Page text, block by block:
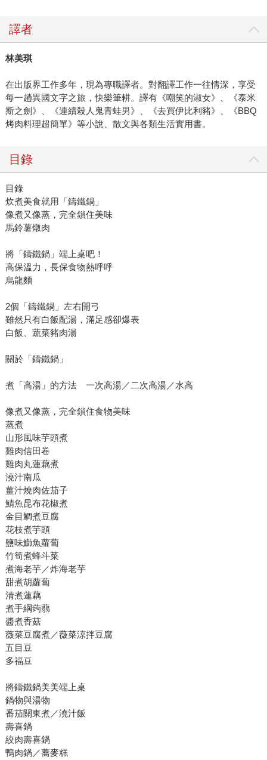
譯者
林美琪
在出版界工作多年，現為專職譯者。對翻譯工作一往情深，享受
每一趟異國文字之旅，快樂筆耕。譯有《嘲笑的淑女》、《泰米
斯之劍》、《連續殺人鬼青蛙男》、《去買伊比利豬》、《BBQ
烤肉料理超簡單》等小說、散文與各類生活實用書。
目錄
目錄
炊煮美食就用「鑄鐵鍋」
像煮又像蒸，完全鎖住美味
馬鈴薯燉肉
將「鑄鐵鍋」端上桌吧！
高保溫力，長保食物熱呼呼
烏龍麵
2個「鑄鐵鍋」左右開弓
雖然只有白飯配湯，滿足感卻爆表
白飯、蔬菜豬肉湯
關於「鑄鐵鍋」
煮「高湯」的方法 一次高湯／二次高湯／水高
像煮又像蒸，完全鎖住食物美味
蒸煮
山形風味芋頭煮
雞肉信田卷
雞肉丸蓮藕煮
澆汁南瓜
薑汁燒肉佐茄子
鯖魚昆布花椒煮
金目鯛煮豆腐
花枝煮芋頭
鹽味鰤魚蘿蔔
竹筍煮蜂斗菜
煮海老芋／炸海老芋
甜煮胡蘿蔔
清煮蓮藕
煮手綱蒟蒻
醬煮香菇
薇菜豆腐煮／薇菜涼拌豆腐
五目豆
多福豆
將鑄鐵鍋美美端上桌
鍋物與湯物
番茄關東煮／澆汁飯
壽喜鍋
絞肉壽喜鍋
鴨肉鍋／蕎麥糕